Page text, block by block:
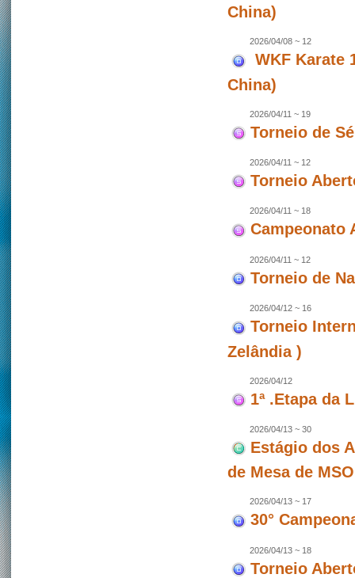
China)
2026/04/08 ~ 12
WKF Karate
China)
2026/04/11 ~ 19
Torneio de
2026/04/11 ~ 12
Torneio
2026/04/11 ~ 18
Campeonato
2026/04/11 ~ 12
Torneio de
2026/04/12 ~ 16
Torneio
Zelândia )
2026/04/12
1ª .Etapa da
2026/04/13 ~ 30
Estágio dos
de Mesa de
2026/04/13 ~ 17
30°
2026/04/13 ~ 18
Torneio